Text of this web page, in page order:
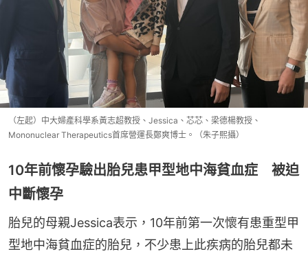
（左起）中大婦產科學系黃志超教授、Jessica、芯芯、梁德楊教授、
Mononuclear Therapeutics首席營運長鄭爽博士。（朱子熙攝）
10年前懷孕驗出胎兒患甲型地中海貧血症 被迫
中斷懷孕
胎兒的母親Jessica表示，10年前第一次懷有患重型甲
型地中海貧血症的胎兒，不少患上此疾病的胎兒都未